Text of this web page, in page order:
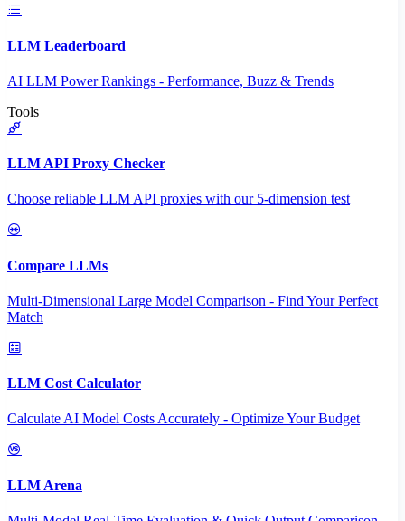
LLM Leaderboard
AI LLM Power Rankings - Performance, Buzz & Trends
Tools
LLM API Proxy Checker
Choose reliable LLM API proxies with our 5-dimension test
Compare LLMs
Multi-Dimensional Large Model Comparison - Find Your Perfect
Match
LLM Cost Calculator
Calculate AI Model Costs Accurately - Optimize Your Budget
LLM Arena